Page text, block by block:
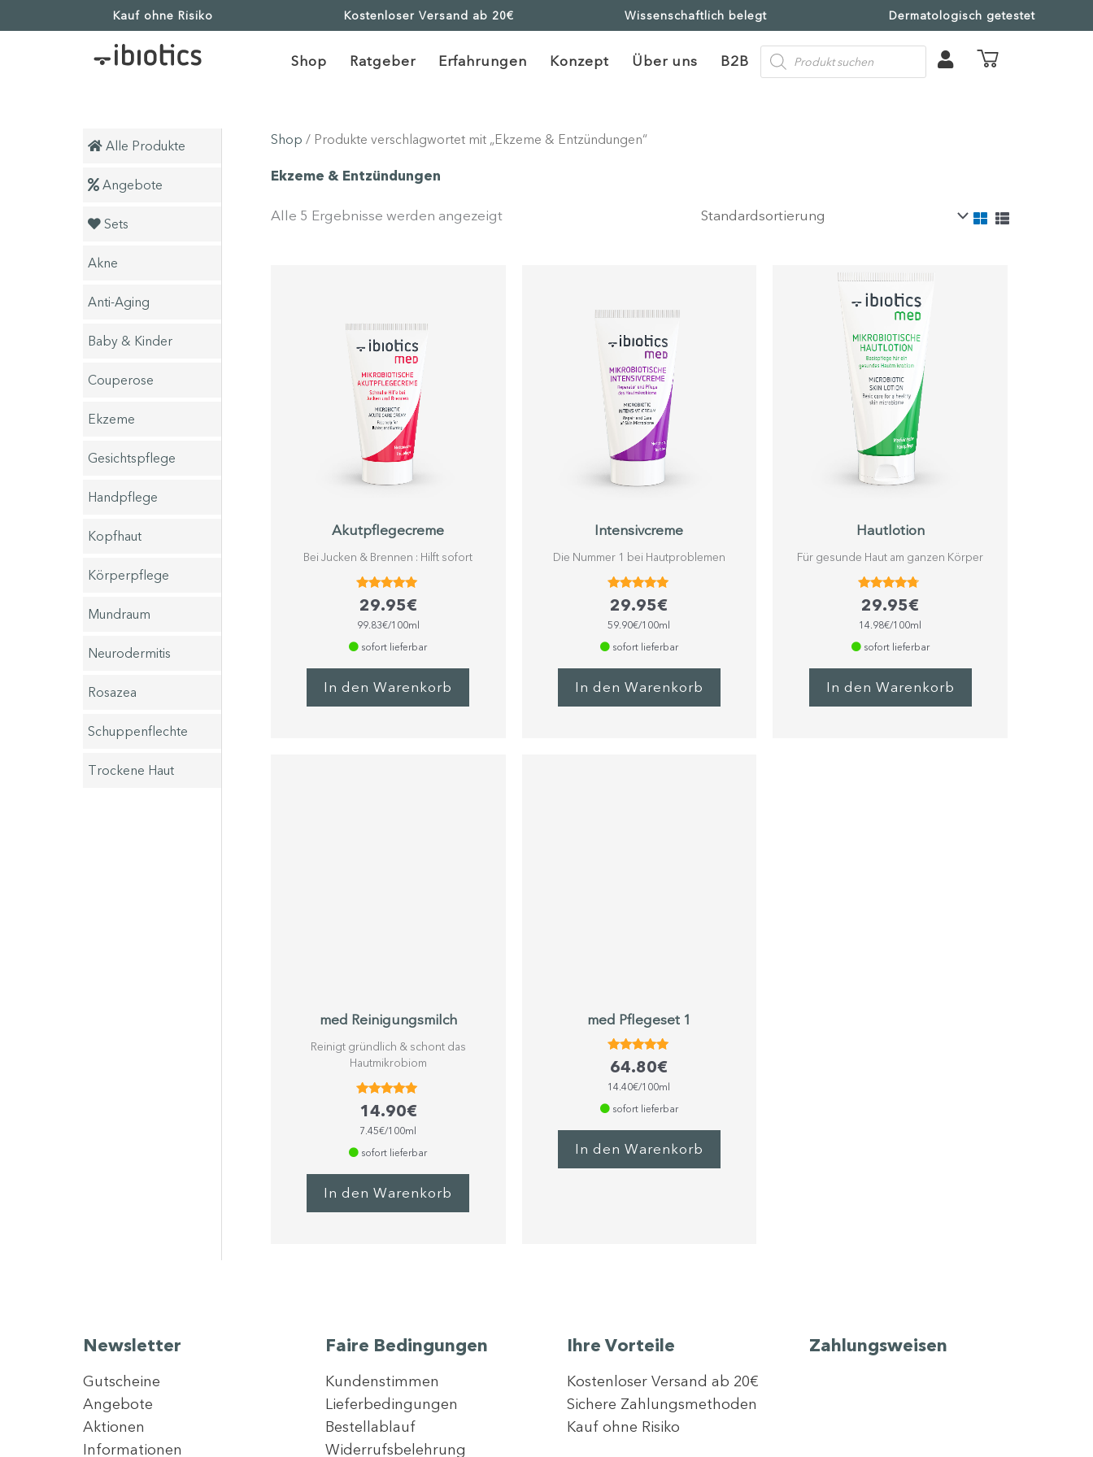
Shop Ratgeber Erfahrungen Konzept Über uns B2B
Products
search
Kauf ohne Risiko Kostenloser Versand ab 20€ Wissenschaftlich belegt Dermatologisch getestet
neu
neu
Alle Produkte
Angebote
Sets
Akne
Anti-Aging
Baby & Kinder
Couperose
Ekzeme
Gesichtspflege
Handpflege
Kopfhaut
Körperpflege
Mundraum
Neurodermitis
Rosazea
Schuppenflechte
Trockene Haut
Shop / Produkte verschlagwortet mit „Ekzeme & Entzündungen“
Ekzeme & Entzündungen
Alle 5 Ergebnisse werden angezeigt
Akutpflegecreme
Bei Jucken & Brennen : Hilft sofort
Bewertet
mit
5.00
29.95€
99.83€/100ml
sofort lieferbar
In den Warenkorb
Intensivcreme
Die Nummer 1 bei Hautproblemen
Bewertet
mit
4.84
29.95€
59.90€/100ml
sofort lieferbar
In den Warenkorb
Hautlotion
Für gesunde Haut am ganzen Körper
Bewertet
mit
4.57
29.95€
14.98€/100ml
sofort lieferbar
In den Warenkorb
med Reinigungsmilch
Reinigt gründlich & schont das
Hautmikrobiom
Bewertet
mit
5.00
14.90€
7.45€/100ml
sofort lieferbar
In den Warenkorb
med Pflegeset 1
Bewertet
mit
5.00
64.80€
14.40€/100ml
sofort lieferbar
In den Warenkorb
Newsletter
Gutscheine
Angebote
Aktionen
Informationen
Faire Bedingungen
Kundenstimmen
Lieferbedingungen
Bestellablauf
Widerrufsbelehrung
Ihre Vorteile
Kostenloser Versand ab 20€
Sichere Zahlungsmethoden
Kauf ohne Risiko
Zahlungsweisen